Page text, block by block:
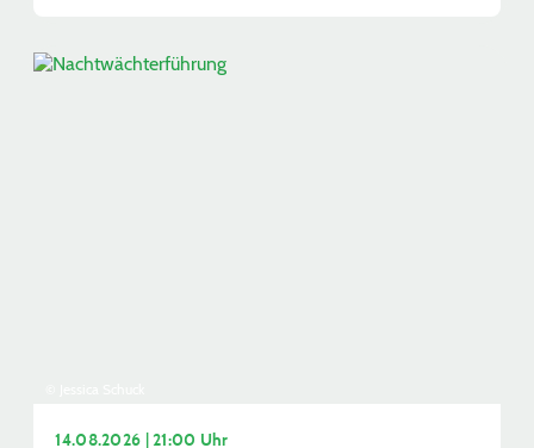
14.08.2026 | 21:00 Uhr